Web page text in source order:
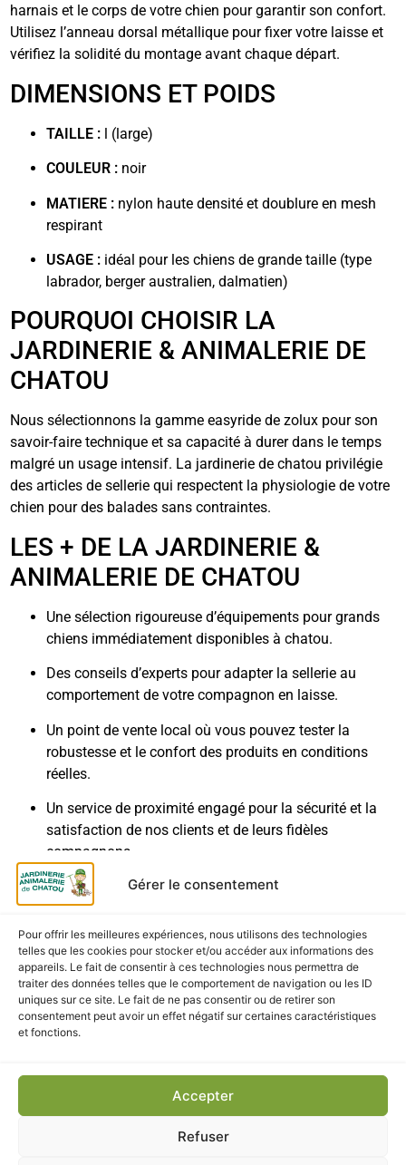
Gérer le consentement
Pour offrir les meilleures expériences, nous utilisons des technologies
telles que les cookies pour stocker et/ou accéder aux informations des
appareils. Le fait de consentir à ces technologies nous permettra de
traiter des données telles que le comportement de navigation ou les ID
uniques sur ce site. Le fait de ne pas consentir ou de retirer son
consentement peut avoir un effet négatif sur certaines caractéristiques
et fonctions.
Accepter
Refuser
harnais et le corps de votre chien pour garantir son confort.
Utilisez l’anneau dorsal métallique pour fixer votre laisse et
vérifiez la solidité du montage avant chaque départ.
DIMENSIONS ET POIDS
TAILLE : l (large)
COULEUR : noir
MATIERE : nylon haute densité et doublure en mesh
respirant
USAGE : idéal pour les chiens de grande taille (type
labrador, berger australien, dalmatien)
POURQUOI CHOISIR LA
JARDINERIE & ANIMALERIE DE
CHATOU
Nous sélectionnons la gamme easyride de zolux pour son
savoir-faire technique et sa capacité à durer dans le temps
malgré un usage intensif. La jardinerie de chatou privilégie
des articles de sellerie qui respectent la physiologie de votre
chien pour des balades sans contraintes.
LES + DE LA JARDINERIE &
ANIMALERIE DE CHATOU
Une sélection rigoureuse d’équipements pour grands
chiens immédiatement disponibles à chatou.
Des conseils d’experts pour adapter la sellerie au
comportement de votre compagnon en laisse.
Un point de vente local où vous pouvez tester la
robustesse et le confort des produits en conditions
réelles.
Un service de proximité engagé pour la sécurité et la
satisfaction de nos clients et de leurs fidèles
compagnons.
LIVRAISON & RETRAIT
Bénéficiez du service click & collect pour un retrait gratuit de
votre harnais noir à la jardinerie de chatou sous 2 heures.
Profitez d’une livraison à domicile rapide pour recevoir votre
matériel de promenade directement chez vous. Les tarifs et
les délais de livraison sont calculés et affichés en toute
transparence lors de la validation de votre panier.
CES PRODUITS POURRAIENT